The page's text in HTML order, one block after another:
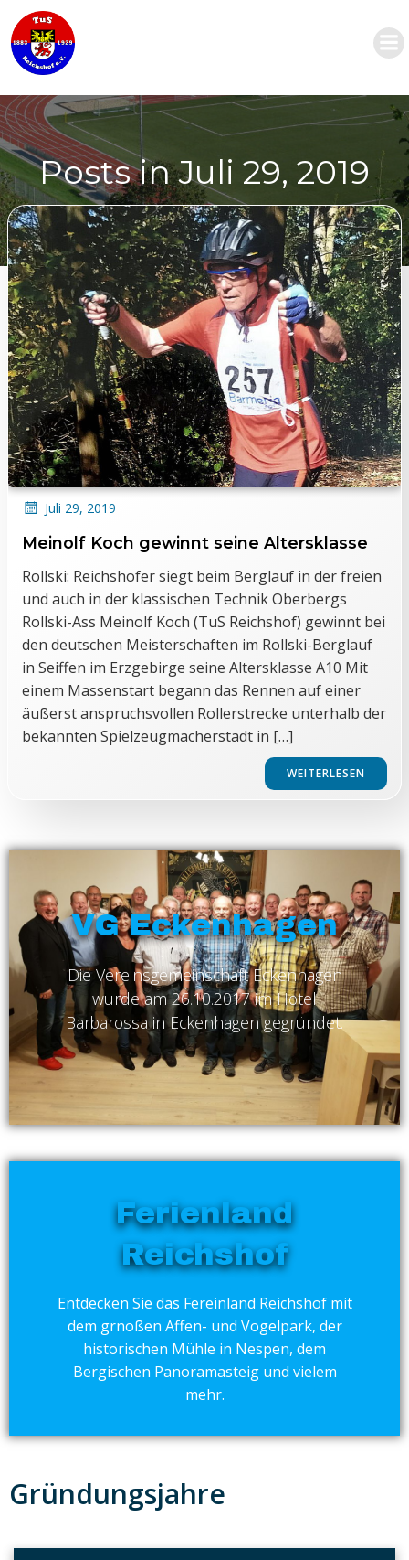
Posts in Juli 29, 2019
Juli 29, 2019
Meinolf Koch gewinnt seine Altersklasse
Rollski: Reichshofer siegt beim Berglauf in der freien
und auch in der klassischen Technik Oberbergs
Rollski-Ass Meinolf Koch (TuS Reichshof) gewinnt bei
den deutschen Meisterschaften im Rollski-Berglauf
in Seiffen im Erzgebirge seine Altersklasse A10 Mit
einem Massenstart begann das Rennen auf einer
äußerst anspruchsvollen Rollerstrecke unterhalb der
bekannten Spielzeugmacherstadt in […]
WEITERLESEN
VG Eckenhagen
Die Vereinsgemeinschaft Eckenhagen
wurde am 26.10.2017 im Hotel
Barbarossa in Eckenhagen gegründet.
Ferienland
Reichshof
Entdecken Sie das Fereinland Reichshof mit
dem grnoßen Affen- und Vogelpark, der
historischen Mühle in Nespen, dem
Bergischen Panoramasteig und vielem
mehr.
Gründungsjahre